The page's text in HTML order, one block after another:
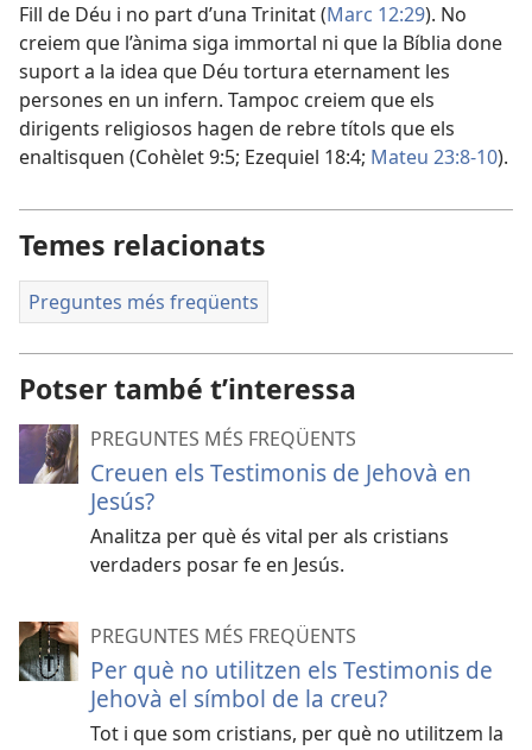
Fill de Déu i no part d’una Trinitat (Marc 12:29). No
creiem que l’ànima siga immortal ni que la Bíblia done
suport a la idea que Déu tortura eternament les
persones en un infern. Tampoc creiem que els
dirigents religiosos hagen de rebre títols que els
enaltisquen (Cohèlet 9:5; Ezequiel 18:4; Mateu 23:8-10).
Temes relacionats
Preguntes més freqüents
Potser també t’interessa
PREGUNTES MÉS FREQÜENTS
Creuen els Testimonis de Jehovà en
Jesús?
Analitza per què és vital per als cristians
verdaders posar fe en Jesús.
PREGUNTES MÉS FREQÜENTS
Per què no utilitzen els Testimonis de
Jehovà el símbol de la creu?
Tot i que som cristians, per què no utilitzem la